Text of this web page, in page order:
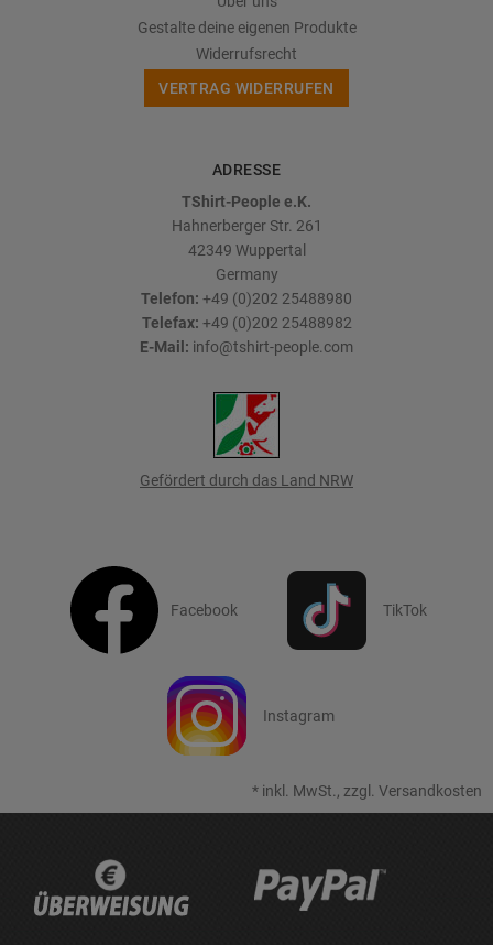
Gestalte deine eigenen Produkte
Widerrufsrecht
VERTRAG WIDERRUFEN
ADRESSE
TShirt-People e.K.
Hahnerberger Str. 261
42349 Wuppertal
Germany
Telefon: +49 (0)202 25488980
Telefax: +49 (0)202 25488982
E-Mail: info@tshirt-people.com
Gefördert durch das Land NRW
Facebook TikTok
Instagram
* inkl. MwSt., zzgl. Versandkosten